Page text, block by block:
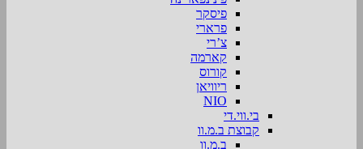
פיסקר
פרארי
צ’רי
קארמה
קורוס
ריוויאן
NIO
בי.ווי.די
קבוצת ב.מ.וו
ב.מ.וו